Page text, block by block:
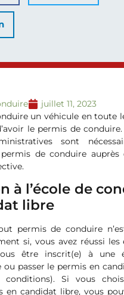
juillet 11, 2023
un véhicule en toute
le permis de conduire.
sont
de conduire auprès
à l’école de
libre
permis de conduire
si, vous avez réussi les
être inscrit(e) à une
ou passer le permis en
conditions). Si vous
en candidat libre, vous